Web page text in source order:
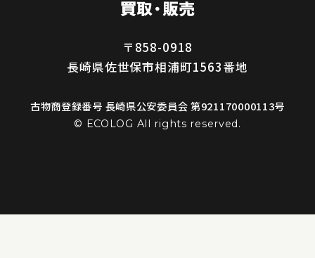
〒858-0918
長崎県佐世保市相浦町1563番地
古物商登録番号 長崎県公安委員会 第921170000113号
© ECOLOG All rights reserved.